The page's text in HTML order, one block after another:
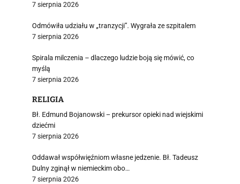
7 sierpnia 2026
Odmówiła udziału w „tranzycji”. Wygrała ze szpitalem
7 sierpnia 2026
Spirala milczenia – dlaczego ludzie boją się mówić, co
myślą
7 sierpnia 2026
RELIGIA
Bł. Edmund Bojanowski – prekursor opieki nad wiejskimi
dziećmi
7 sierpnia 2026
Oddawał współwięźniom własne jedzenie. Bł. Tadeusz
Dulny zginął w niemieckim obo…
7 sierpnia 2026